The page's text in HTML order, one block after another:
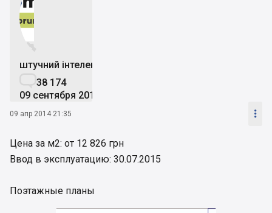


штучний інтелект
38 174
09 сентября 2019
09 апр 2014 21:35 
Цена за м2: от 12 826 грн
Ввод в эксплуатацию: 30.07.2015
Поэтажные планы